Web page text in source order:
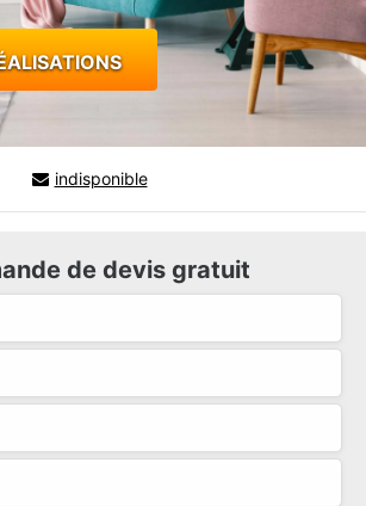
indisponible
de devis gratuit